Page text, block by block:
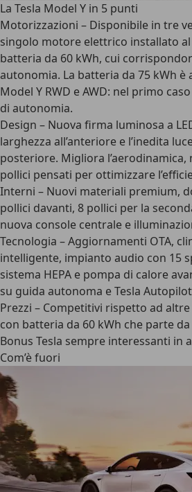
La Tesla Model Y in 5 punti
Motorizzazioni – Disponibile in tre
singolo motore elettrico installato
batteria da 60 kWh, cui
autonomia. La batteria da 75 kWh è
Model Y RWD e AWD: nel primo
di autonomia.
Design – Nuova firma luminosa a
larghezza all’anteriore e l’inedita
posteriore. Migliora l’aerodinamica,
pollici pensati per ottimizzare
Interni – Nuovi materiali premium,
pollici davanti, 8 pollici per la
nuova console centrale e
Tecnologia – Aggiornamenti OTA,
intelligente, impianto audio con 15
sistema HEPA e pompa di calore
su guida autonoma e Tesla Autopilot
Prezzi – Competitivi rispetto ad
con batteria da 60 kWh che parte
Bonus Tesla sempre interessanti in
Com’è fuori